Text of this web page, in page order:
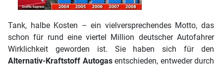
Tank, halbe Kosten – ein vielversprechendes Motto, das
schon für rund eine viertel Million deutscher Autofahrer
Wirklichkeit geworden ist. Sie haben sich für den
Alternativ-Kraftstoff Autogasentschieden, entweder durch